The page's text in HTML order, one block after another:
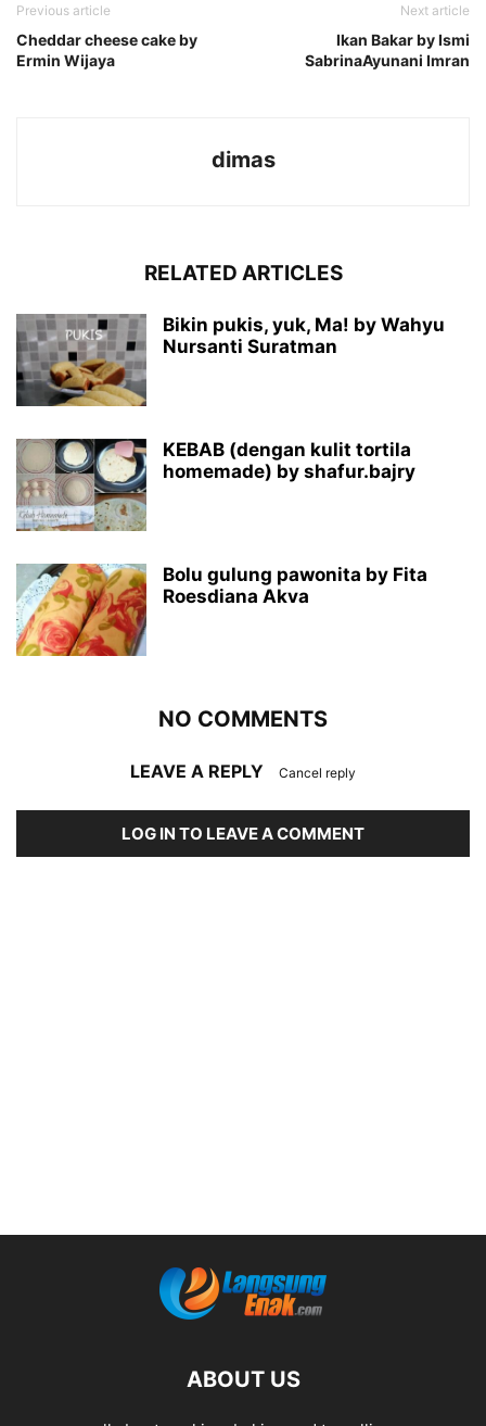
Previous article
Cheddar cheese cake by
Ermin Wijaya
Next article
Ikan Bakar by Ismi
SabrinaAyunani Imran
dimas
RELATED ARTICLES
Bikin pukis, yuk, Ma! by Wahyu
Nursanti Suratman
KEBAB (dengan kulit tortila
homemade) by shafur.bajry
Bolu gulung pawonita by Fita
Roesdiana Akva
NO COMMENTS
LEAVE A REPLY Cancel reply
LOG IN TO LEAVE A COMMENT
ABOUT US